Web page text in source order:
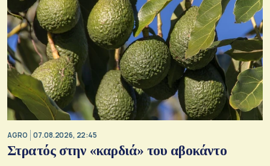
AGRO 07.08.2026, 22:45
Στρατός στην «καρδιά» του αβοκάντο